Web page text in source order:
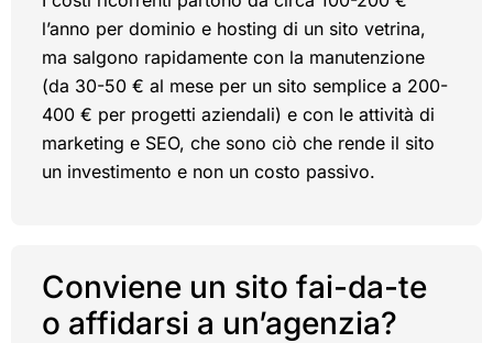
l’anno per dominio e hosting di un sito vetrina,
ma salgono rapidamente con la manutenzione
(da 30-50 € al mese per un sito semplice a 200-
400 € per progetti aziendali) e con le attività di
marketing e SEO, che sono ciò che rende il sito
un investimento e non un costo passivo.
Conviene un sito fai-da-te
o affidarsi a un’agenzia?